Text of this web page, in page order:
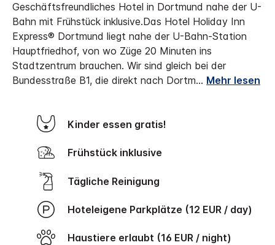
Geschäftsfreundliches Hotel in Dortmund nahe der U-
Bahn mit Frühstück inklusive.Das Hotel Holiday Inn
Express® Dortmund liegt nahe der U-Bahn-Station
Hauptfriedhof, von wo Züge 20 Minuten ins
Stadtzentrum brauchen. Wir sind gleich bei der
Bundesstraße B1, die direkt nach Dortm... Mehr lesen
Kinder essen gratis!
Frühstück inklusive
Tägliche Reinigung
Hoteleigene Parkplätze (12 EUR / day)
Haustiere erlaubt (16 EUR / night)